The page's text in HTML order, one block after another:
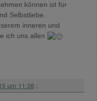
können ist für
Selbstliebe.
inneren und
ich uns allen
um 11:26 :